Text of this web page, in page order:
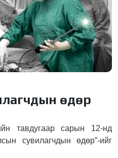
өдөр
тавдугаар сарын 12-нд
сувилагчдын өдөр”-ийг